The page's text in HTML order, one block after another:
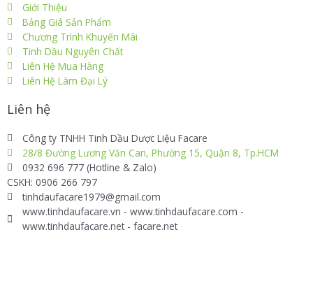
Giới Thiệu
Bảng Giá Sản Phẩm
Chương Trình Khuyến Mãi
Tinh Dầu Nguyên Chất
Liên Hệ Mua Hàng
Liên Hệ Làm Đại Lý
Liên hệ
Công ty TNHH Tinh Dầu Dược Liệu Facare
28/8 Đường Lương Văn Can, Phường 15, Quận 8, Tp.HCM
0932 696 777 (Hotline & Zalo)
CSKH: 0906 266 797
tinhdaufacare1979@gmail.com
www.tinhdaufacare.vn - www.tinhdaufacare.com -
www.tinhdaufacare.net - facare.net